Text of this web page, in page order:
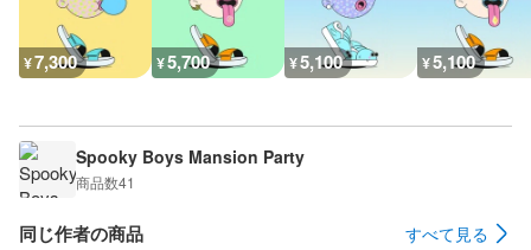
¥7,300 ¥5,700 ¥5,100 ¥5,100
Spooky Boys Mansion Party
商品数41
同じ作者の商品 すべて見る